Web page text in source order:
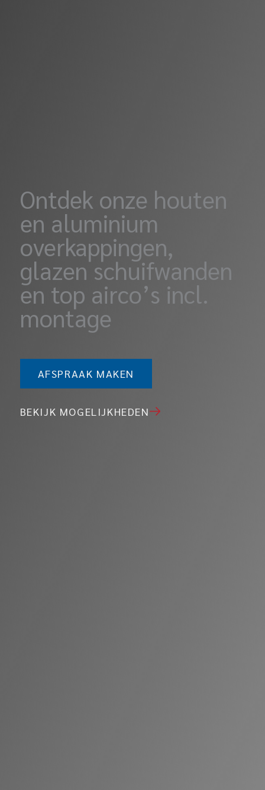
Ontdek onze houten
en aluminium
overkappingen,
glazen schuifwanden
en top airco’s incl.
montage
AFSPRAAK MAKEN
BEKIJK MOGELIJKHEDEN